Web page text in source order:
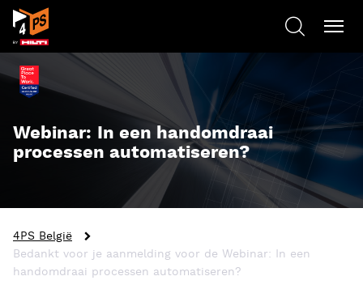
Webinar: In een handomdraai
processen automatiseren?
4PS België
Bedankt voor je aanmelding voor de Webinar: In een
handomdraai processen automatiseren?